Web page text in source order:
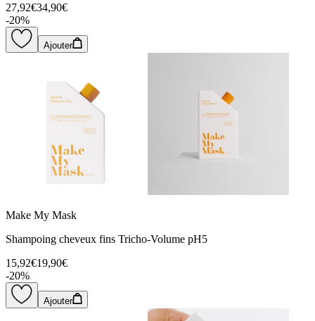
27,92€34,90€
-20%
Ajouter
Make My Mask
Shampoing cheveux fins Tricho-Volume pH5
15,92€19,90€
-20%
Ajouter